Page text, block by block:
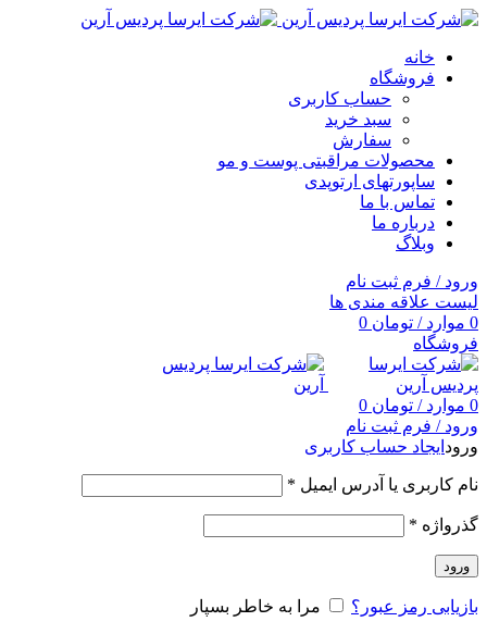
خانه
فروشگاه
حساب کاربری
سبد خرید
سفارش
محصولات مراقبتی پوست و مو
ساپورتهای ارتوپدی
تماس با ما
درباره ما
وبلاگ
ورود / فرم ثبت نام
لیست علاقه مندی ها
0 موارد / تومان
فروشگاه
0 موارد / تومان
ورود / فرم ثبت نام
ورود ایجاد حساب کاربری
نام کاربری یا آدرس ایمیل *
گذرواژه *
ورود
بازیابی رمز عبور؟ مرا به خاطر بسپار